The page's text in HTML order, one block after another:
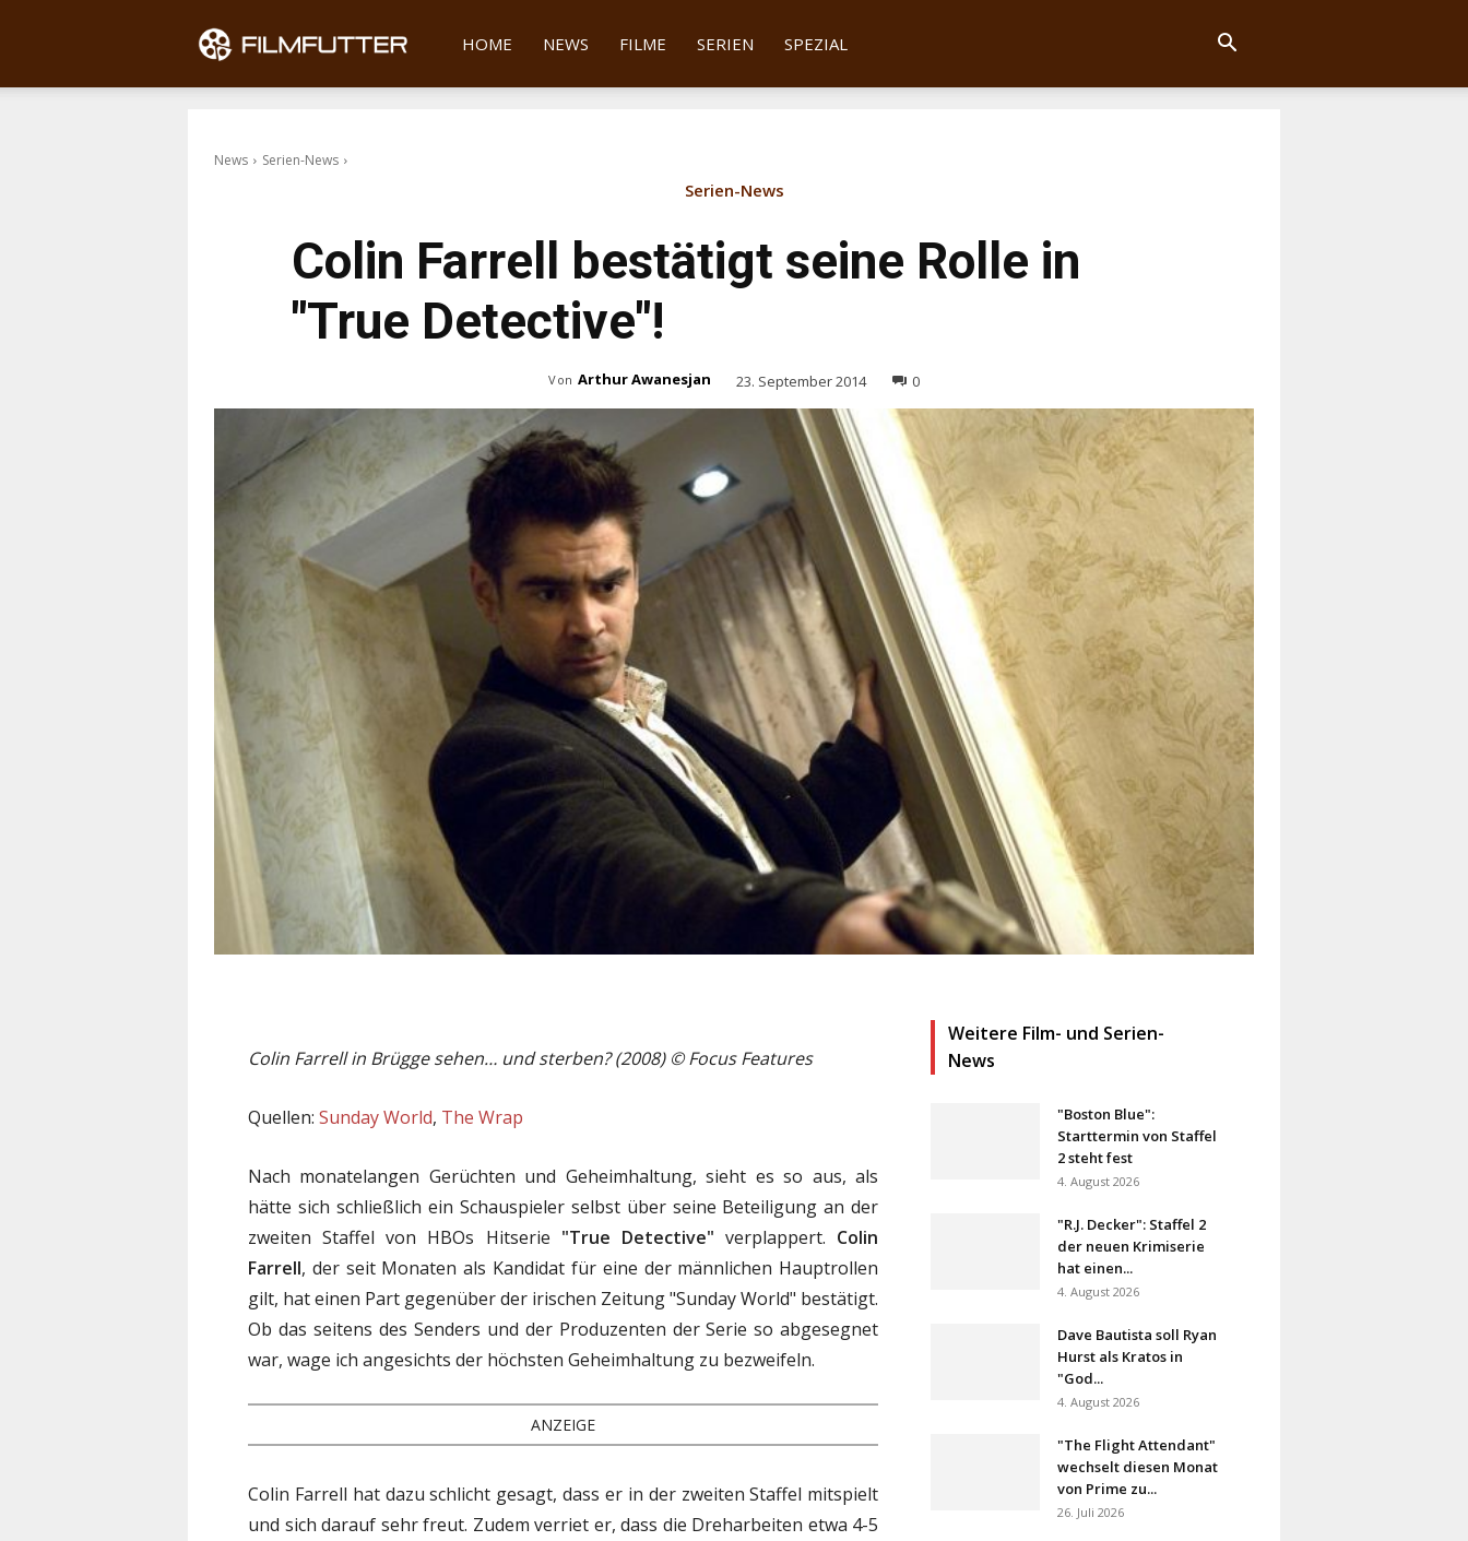
Filmfutter
HOME NEWS FILME SERIEN SPEZIAL
News Serien-News
Serien-News
Colin Farrell bestätigt seine Rolle in
"True Detective"!
Von Arthur Awanesjan 23. September 2014 0
Colin Farrell in Brügge sehen… und sterben? (2008) ©Focus Features
Quellen: Sunday World, The Wrap
Nach monatelangen Gerüchten und Geheimhaltung, sieht es so aus, als
hätte sich schließlich ein Schauspieler selbst über seine Beteiligung an der
zweiten Staffel von HBOs Hitserie "True Detective" verplappert. Colin
Farrell, der seit Monaten als Kandidat für eine der männlichen Hauptrollen
gilt, hat einen Part gegenüber der irischen Zeitung "Sunday World" bestätigt.
Ob das seitens des Senders und der Produzenten der Serie so abgesegnet
war, wage ich angesichts der höchsten Geheimhaltung zu bezweifeln.
ANZEIGE
Colin Farrell hat dazu schlicht gesagt, dass er in der zweiten Staffel mitspielt
und sich darauf sehr freut. Zudem verriet er, dass die Dreharbeiten etwa 4-5
Weitere Film- und Serien-
News
"Boston Blue":
Starttermin von Staffel
2 steht fest
4. August 2026
"R.J. Decker": Staffel 2
der neuen Krimiserie
hat einen...
4. August 2026
Dave Bautista soll Ryan
Hurst als Kratos in
"God...
4. August 2026
"The Flight Attendant"
wechselt diesen Monat
von Prime zu...
26. Juli 2026